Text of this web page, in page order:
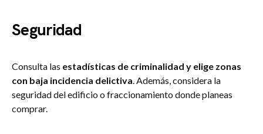
Seguridad
Consulta las estadísticas de criminalidad y elige zonas
con baja incidencia delictiva. Además, considera la
seguridad del edificio o fraccionamiento donde planeas
comprar.